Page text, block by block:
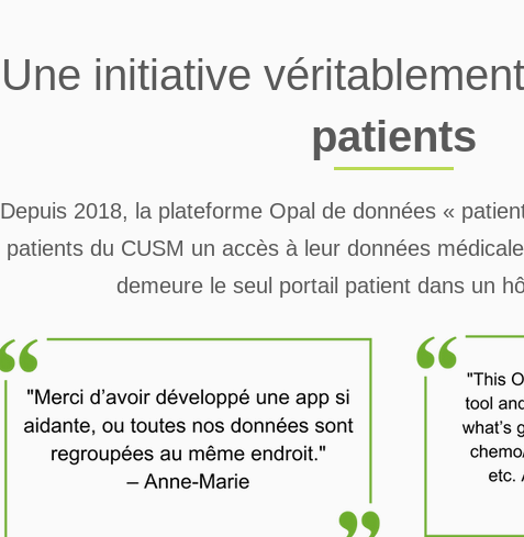
Une initiative véritablement
patients
Depuis 2018, la plateforme Opal de données «
patients du CUSM un accès à leur données
demeure le seul portail patient dans un